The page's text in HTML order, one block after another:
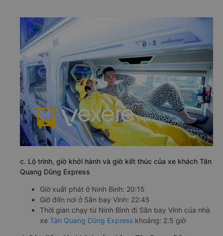
c. Lộ trình, giờ khởi hành và giờ kết thúc của xe khách Tân
Quang Dũng Express
Giờ xuất phát ở Ninh Bình: 20:15
Giờ đến nơi ở Sân bay Vinh: 22:45
Thời gian chạy từ Ninh Bình đi Sân bay Vinh của nhà
xe Tân Quang Dũng Express khoảng: 2.5 giờ